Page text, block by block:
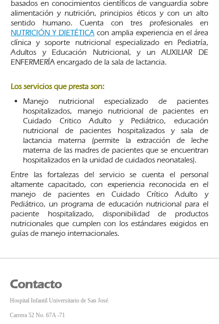
basados en conocimientos científicos de vanguardia sobre
alimentación y nutrición, principios éticos y con un alto
sentido humano. Cuenta con tres profesionales en
NUTRICIÓN Y DIETÉTICA con amplia experiencia en el área
clínica y soporte nutricional especializado en Pediatría,
Adultos y Educación Nutricional, y un AUXILIAR DE
ENFERMERÍA encargado de la sala de lactancia.
Los servicios que presta son:
Manejo nutricional especializado de pacientes
hospitalizados, manejo nutricional de pacientes en
Cuidado Critico Adulto y Pediátrico, educación
nutricional de pacientes hospitalizados y sala de
lactancia materna (permite la extracción de leche
materna de las madres de pacientes que se encuentran
hospitalizados en la unidad de cuidados neonatales).
Entre las fortalezas del servicio se cuenta el personal
altamente capacitado, con experiencia reconocida en el
manejo de pacientes en Cuidado Crítico Adulto y
Pediátrico, un programa de educación nutricional para el
paciente hospitalizado, disponibilidad de productos
nutricionales que cumplen con los estándares exigidos en
guías de manejo internacionales.
Contacto
Hospital Infantil Universitario de San José.
Carrera 52 No. 67A -71